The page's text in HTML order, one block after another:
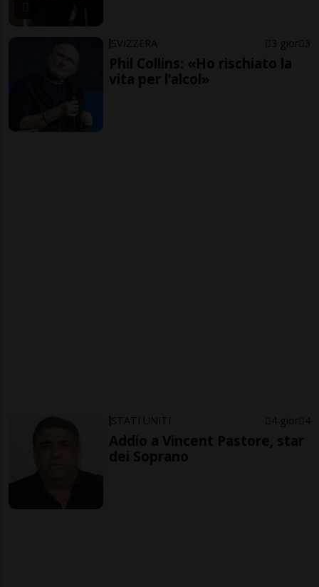
SVIZZERA 3 gior 3
Phil Collins: «Ho rischiato la
vita per l’alcol»
STATI UNITI 4 gior 4
Addio a Vincent Pastore, star
dei Soprano